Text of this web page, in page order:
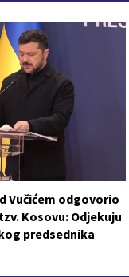
Vučićem odgovorio
Kosovu: Odjekuju
predsednika